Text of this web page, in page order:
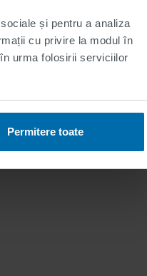
și pentru a analiza
cu privire la modul în
urma folosirii serviciilor
Permitere toate